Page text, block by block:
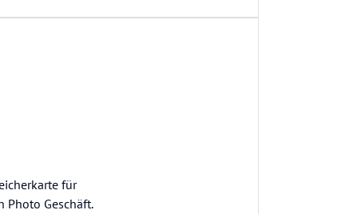
für
Photo Geschäft.